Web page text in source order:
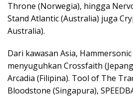
Throne (Norwegia), hingga
Stand Atlantic (Australia) juga
Australia).
Dari kawasan Asia,
menyuguhkan Crossfaith
Arcadia (Filipina). Tool of The
Bloodstone (Singapura),